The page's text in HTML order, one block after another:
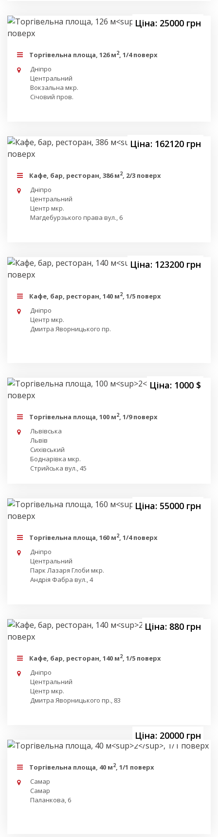
Ціна: 25000 грн
Торгівельна площа, 126 м2, 1/4 поверх
Дніпро
Центральний
Вокзальна мкр.
Січовий пров.
Ціна: 162120 грн
Кафе, бар, ресторан, 386 м2, 2/3 поверх
Дніпро
Центральний
Центр мкр.
Магдебурзького права вул., 6
Ціна: 123200 грн
Кафе, бар, ресторан, 140 м2, 1/5 поверх
Дніпро
Центр мкр.
Дмитра Яворницького пр.
Ціна: 1000 $
Торгівельна площа, 100 м2, 1/9 поверх
Львівська
Львів
Сихівський
Боднарівка мкр.
Стрийська вул., 45
Ціна: 55000 грн
Торгівельна площа, 160 м2, 1/4 поверх
Дніпро
Центральний
Парк Лазаря Глоби мкр.
Андрія Фабра вул., 4
Ціна: 880 грн
Кафе, бар, ресторан, 140 м2, 1/5 поверх
Дніпро
Центральний
Центр мкр.
Дмитра Яворницького пр., 83
Ціна: 20000 грн
Торгівельна площа, 40 м2, 1/1 поверх
Самар
Самар
Паланкова, 6